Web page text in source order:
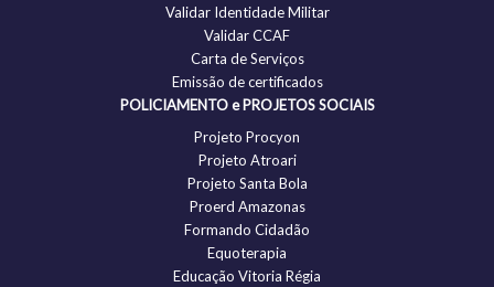
Validar Identidade Militar
Validar CCAF
Carta de Serviços
Emissão de certificados
POLICIAMENTO e PROJETOS SOCIAIS
Projeto Procyon
Projeto Atroari
Projeto Santa Bola
Proerd Amazonas
Formando Cidadão
Equoterapia
Educação Vitoria Régia